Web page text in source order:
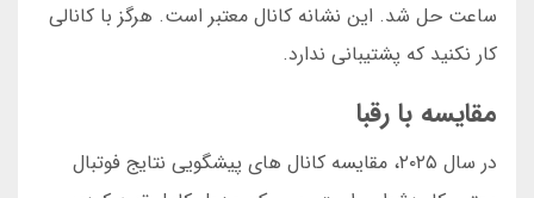
ساعت حل شد. این نشانه کانال معتبر است. هرگز با کانالی
کار نکنید که پشتیبانی ندارد.
مقایسه با رقبا
در سال ۲۰۲۵، مقایسه کانال های پیشگویی نتایج فوتبال